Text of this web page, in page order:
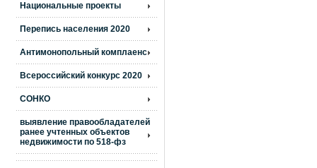
Национальные проекты
Перепись населения 2020
Антимонопольный комплаенс
Всероссийский конкурс 2020
СОНКО
выявление правообладателей
ранее учтенных объектов
недвижимости по 518-фз